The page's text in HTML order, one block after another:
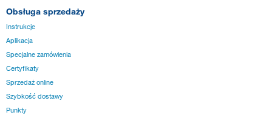
Obsługa sprzedaży
Instrukcje
Aplikacja
Specjalne zamówienia
Certyfikaty
Sprzedaż online
Szybkość dostawy
Punkty